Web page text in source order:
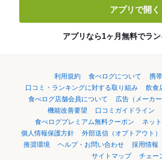
アプリで開く
アプリなら1ヶ月無料でラン
利用規約 食べログについて
携
口コミ・ランキングに対する取り組み
飲食
食べログ店舗会員について
広告（メーカ
機能改善要望
口コミガイドライン
食べログプレミアム無料クーポン
ネッ
個人情報保護方針
外部送信（オプトアウト）
推奨環境
ヘルプ・お問い合わせ 採用情報
サイトマップ
チェー